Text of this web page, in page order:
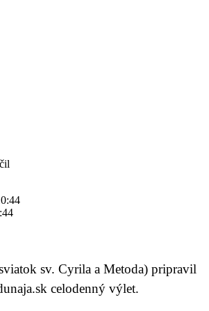
sv. Cyrila a Metoda) pripravil
celodenný výlet.